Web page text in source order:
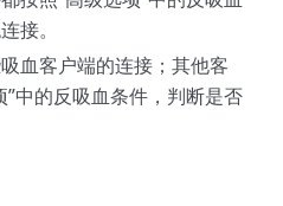
接。
血客户端的连接；其他客
”中的反吸血条件，判断是否